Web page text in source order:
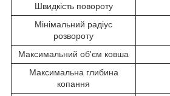
Швидкість повороту
Мінімальний радіус
розвороту
Максимальний об'єм ковша
Максимальна глибина
копання